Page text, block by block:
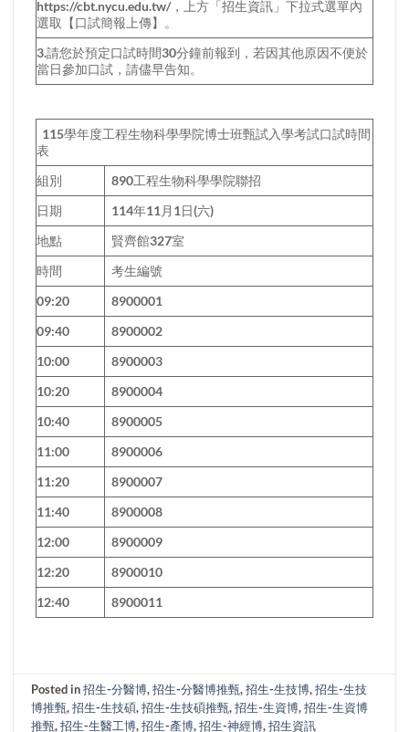
https://cbt.nycu.edu.tw/，上方「招生資訊」下拉式選單內
選取【口試簡報上傳】。
3.請您於預定口試時間30分鐘前報到，若因其他原因不便於
當日參加口試，請儘早告知。
115學年度工程生物科學學院博士班甄試入學考試口試時間
表
組別
890工程生物科學學院聯招
日期
114年11月1日(六)
地點
賢齊館327室
時間
考生編號
09:20
8900001
09:40
8900002
10:00
8900003
10:20
8900004
10:40
8900005
11:00
8900006
11:20
8900007
11:40
8900008
12:00
8900009
12:20
8900010
12:40
8900011
Posted in招生-分醫博,招生-分醫博推甄,招生-生技博,招生-生技
博推甄,招生-生技碩,招生-生技碩推甄,招生-生資博,招生-生資博
推甄,招生-生醫工博,招生-產博,招生-神經博,招生資訊